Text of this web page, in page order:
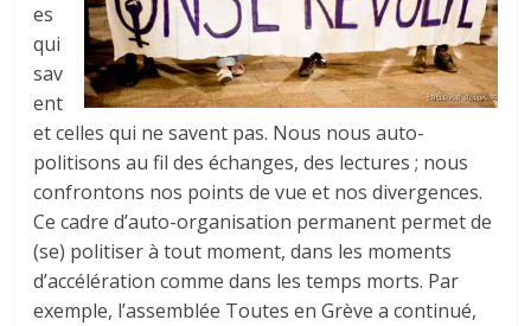
es
qui
sav
ent
et celles qui ne savent pas. Nous nous auto-
politisons au fil des échanges, des lectures ; nous
confrontons nos points de vue et nos divergences.
Ce cadre d’auto-organisation permanent permet de
(se) politiser à tout moment, dans les moments
d’accélération comme dans les temps morts. Par
exemple, l’assemblée Toutes en Grève a continué,